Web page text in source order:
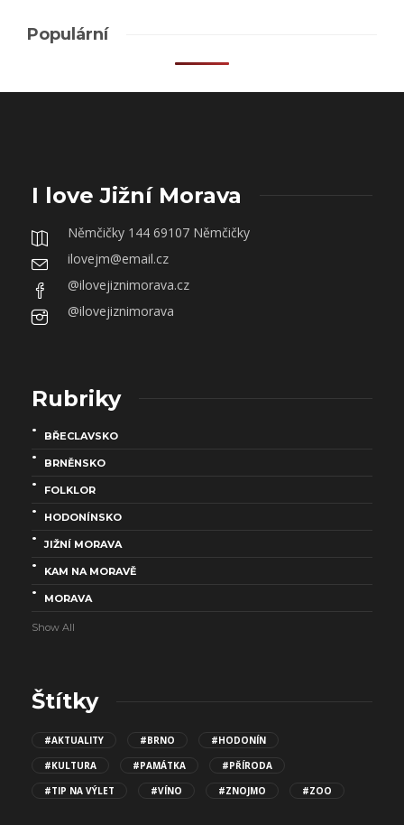
Populární
I love Jižní Morava
Němčičky 144 69107 Němčičky
ilovejm@email.cz
@ilovejiznimorava.cz
@ilovejiznimorava
Rubriky
BŘECLAVSKO
BRNĚNSKO
FOLKLOR
HODONÍNSKO
JIŽNÍ MORAVA
KAM NA MORAVĚ
MORAVA
Show All
Štítky
#AKTUALITY #BRNO
#HODONÍN
#KULTURA
#PAMÁTKA
#PŘÍRODA
#TIP NA VÝLET
#VÍNO #ZNOJMO #ZOO